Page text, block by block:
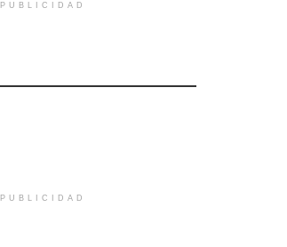
PUBLICIDAD
PUBLICIDAD